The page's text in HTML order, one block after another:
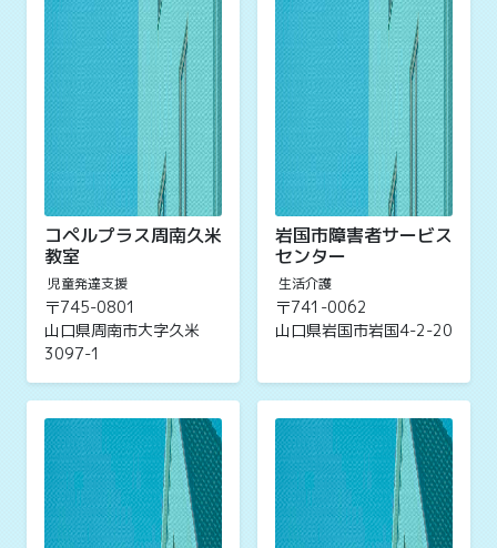
コペルプラス周南久米
教室
児童発達支援
〒745-0801
山口県周南市大字久米
3097-1
岩国市障害者サービス
センター
生活介護
〒741-0062
山口県岩国市岩国4-2-20